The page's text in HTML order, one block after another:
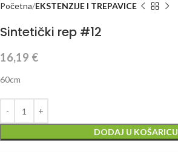
Početna EKSTENZIJE I TREPAVICE
Sintetički rep #12
16,19 €
60cm
DODAJ U KOŠARICU